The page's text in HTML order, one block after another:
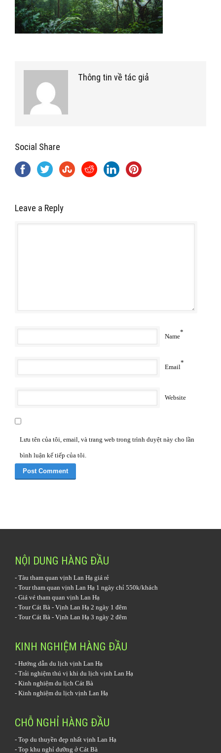
Thông tin về tác giả
Social Share
Leave a Reply
Name
*
Email
*
Website
Lưu tên của tôi, email, và trang web trong trình duyệt này cho lần
bình luận kế tiếp của tôi.
NỘI DUNG HÀNG ĐẦU
- Tàu tham quan vịnh Lan Hạ giá rẻ
- Tour tham quan vịnh Lan Hạ 1 ngày chỉ 550k/khách
- Giá vé tham quan vịnh Lan Hạ
- Tour Cát Bà - Vịnh Lan Hạ 2 ngày 1 đêm
- Tour Cát Bà - Vịnh Lan Hạ 3 ngày 2 đêm
KINH NGHIỆM HÀNG ĐẦU
- Hướng dẫn du lịch vịnh Lan Hạ
- Trải nghiệm thú vị khi du lịch vịnh Lan Hạ
- Kinh nghiệm du lịch Cát Bà
- Kinh nghiệm du lịch vịnh Lan Hạ
CHỖ NGHỈ HÀNG ĐẦU
- Top du thuyền đẹp nhất vịnh Lan Hạ
- Top khu nghỉ dưỡng ở Cát Bà